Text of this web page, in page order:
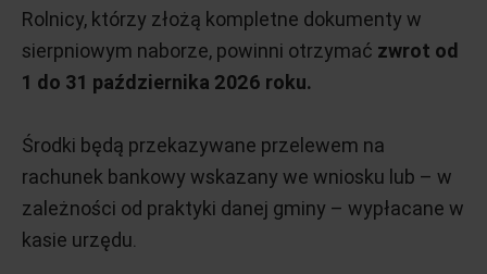
Rolnicy, którzy złożą kompletne dokumenty w
sierpniowym naborze, powinni otrzymać zwrot od
1 do 31 października 2026 roku.
Środki będą przekazywane przelewem na
rachunek bankowy wskazany we wniosku lub – w
zależności od praktyki danej gminy – wypłacane w
kasie urzędu.